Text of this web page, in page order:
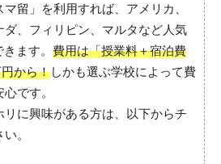
留」を利用すれば、アメリカ、
ダ、フィリピン、マルタなど人気
ます。 費用は「授業料＋宿泊費
から！しかも選ぶ学校によって費
です。
に興味がある方は、以下からチ
。